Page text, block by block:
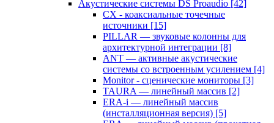
Акустические системы DS Proaudio [42]
CX - коаксиальные точечные
источники [15]
PILLAR — звуковые колонны для
архитектурной интеграции [8]
ANT — активные акустические
системы со встроенным усилением [4]
Monitor - сценические мониторы [3]
TAURA — линейный массив [2]
ERA-i — линейный массив
(инсталляционная версия) [5]